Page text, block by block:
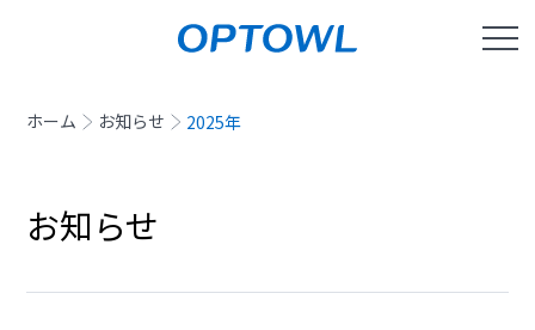
ホーム お知らせ 2025年
お知らせ